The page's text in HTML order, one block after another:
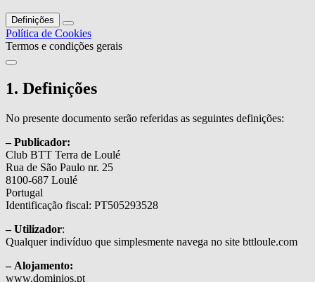
Definições
Política de Cookies
Termos e condições gerais
1. Definições
No presente documento serão referidas as seguintes definições:
– Publicador:
Club BTT Terra de Loulé
Rua de São Paulo nr. 25
8100-687 Loulé
Portugal
Identificação fiscal: PT505293528
– Utilizador:
Qualquer indivíduo que simplesmente navega no site bttloule.com
– Alojamento:
www.dominios.pt